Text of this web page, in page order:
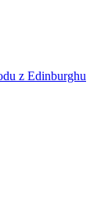
z Edinburghu